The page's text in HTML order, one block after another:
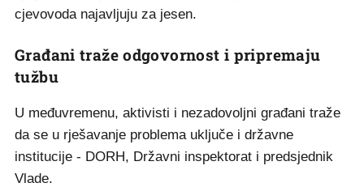
cjevovoda najavljuju za jesen.
Građani traže odgovornost i pripremaju
tužbu
U međuvremenu, aktivisti i nezadovoljni građani traže
da se u rješavanje problema uključe i državne
institucije - DORH, Državni inspektorat i predsjednik
Vlade.